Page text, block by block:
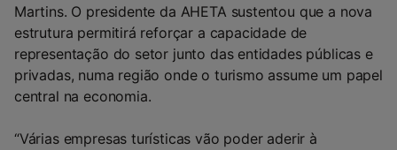
Martins. O presidente da AHETA sustentou que a nova
estrutura permitirá reforçar a capacidade de
representação do setor junto das entidades públicas e
privadas, numa região onde o turismo assume um papel
central na economia.
“Várias empresas turísticas vão poder aderir à